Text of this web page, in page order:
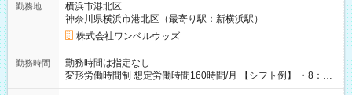
勤務地
横浜市港北区
神奈川県横浜市港北区（最寄り駅：新横浜駅）
株式会社ワンベルウッズ
勤務時間
勤務時間は指定なし
変形労働時間制 想定労働時間160時間/月 【シフト例】 ・8：00
～21：00